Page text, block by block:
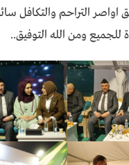
التراحم والتكافل
للجميع ومن الله التوفيق..